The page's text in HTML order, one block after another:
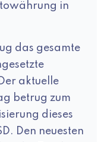
in
das gesamte
aktuelle
betrug zum
dieses
Den neuesten